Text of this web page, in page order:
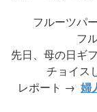
フルーツパ
フ
先日、母の日ギ
チョイス
レポート → 婦